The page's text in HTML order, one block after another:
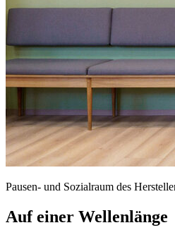
Pausen- und Sozialraum des
Auf einer Wellenlänge